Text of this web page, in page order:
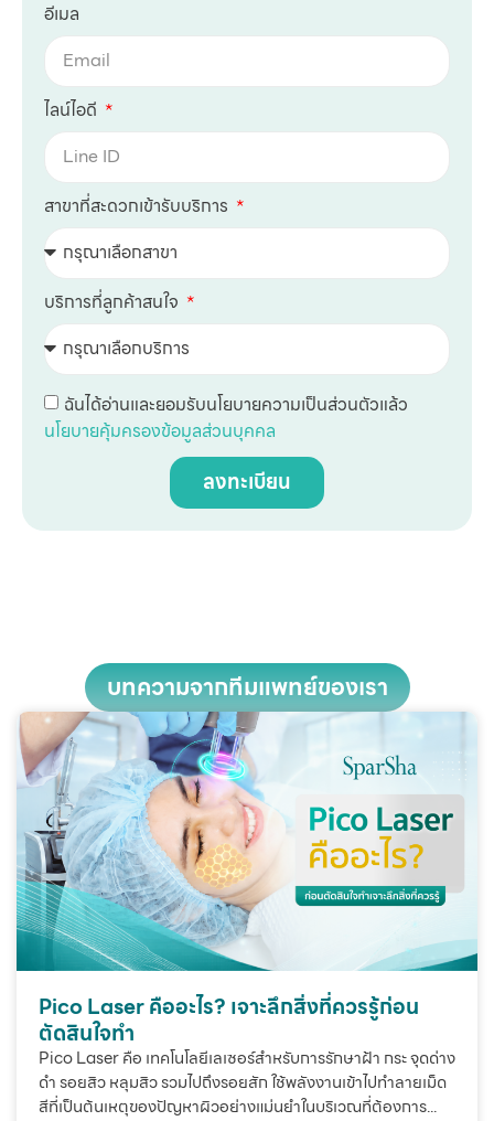
อีเมล
ไลน์ไอดี
สาขาที่สะดวกเข้ารับบริการ
บริการที่ลูกค้าสนใจ
ฉันได้อ่านและยอมรับนโยบายความเป็นส่วนตัวแล้ว
นโยบายคุ้มครองข้อมูลส่วนบุคคล
ลงทะเบียน
บทความจากทีมแพทย์ของเรา
Pico Laser คืออะไร? เจาะลึกสิ่งที่ควรรู้ก่อน
ตัดสินใจทำ
Pico Laser คือ เทคโนโลยีเลเซอร์สำหรับการรักษาฝ้า กระ จุดด่าง
ดำ รอยสิว หลุมสิว รวมไปถึงรอยสัก ใช้พลังงานเข้าไปทำลายเม็ด
สีที่เป็นต้นเหตุของปัญหาผิวอย่างแม่นยำในบริเวณที่ต้องการ...